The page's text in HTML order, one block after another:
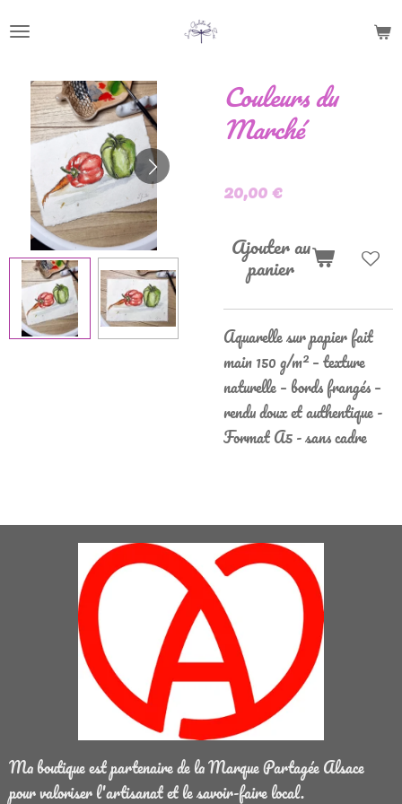
principal
Couleurs du
Marché
20,00 €
Ajouter au
panier
Aquarelle sur papier fait
main 150 g/m² – texture
naturelle – bords frangés –
rendu doux et authentique -
Format A5 - sans cadre
Ma boutique est partenaire de la Marque Partagée Alsace
pour valoriser l'artisanat et le savoir-faire local.